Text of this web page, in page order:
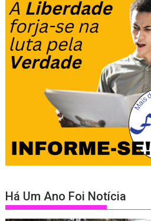
Há Um Ano Foi Notícia